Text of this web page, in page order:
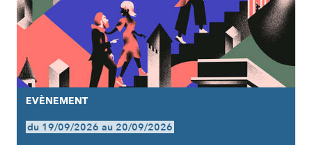
EVÈNEMENT
du 19/09/2026 au 20/09/2026